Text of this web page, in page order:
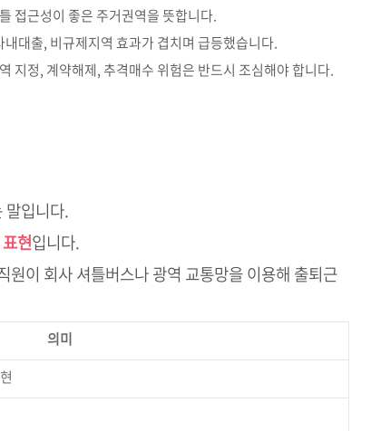
접근성이 좋은 주거권역을 뜻합니다.
대출, 비규제지역 효과가 겹치며 급등했습니다.
지정, 계약해제, 추격매수 위험은 반드시 조심해야 합니다.
말입니다.
현입니다.
이 회사 셔틀버스나 광역 교통망을 이용해 출퇴근
의미